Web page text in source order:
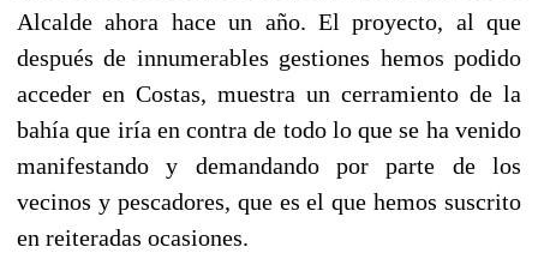
Alcalde ahora hace un año. El proyecto, al que
después de innumerables gestiones hemos podido
acceder en Costas, muestra un cerramiento de la
bahía que iría en contra de todo lo que se ha venido
manifestando y demandando por parte de los
vecinos y pescadores, que es el que hemos suscrito
en reiteradas ocasiones.